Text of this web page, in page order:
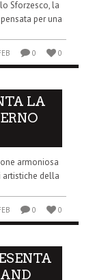
Sforzesco, la
per una
0 0
LA
armoniosa
artistiche della
0 0